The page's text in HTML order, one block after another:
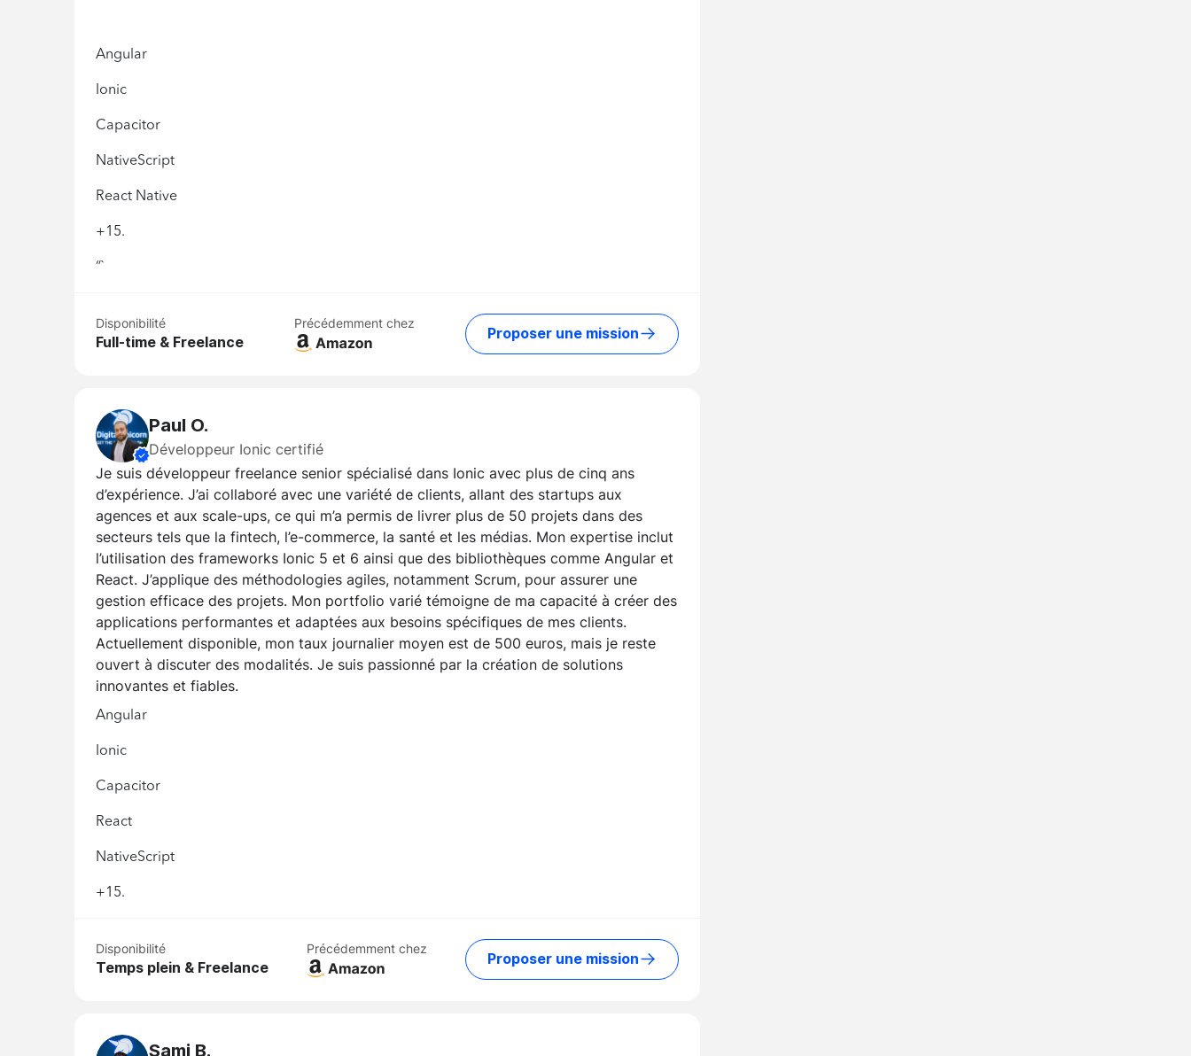
Angular
Ionic
Capacitor
NativeScript
React Native
+15.
“`
Disponibilité
Full-time & Freelance
Précédemment chez
Proposer une mission
Paul O.
Développeur Ionic certifié
Je suis développeur freelance senior spécialisé dans Ionic avec plus de cinq ans
d’expérience. J’ai collaboré avec une variété de clients, allant des startups aux
agences et aux scale-ups, ce qui m’a permis de livrer plus de 50 projets dans des
secteurs tels que la fintech, l’e-commerce, la santé et les médias. Mon expertise inclut
l’utilisation des frameworks Ionic 5 et 6 ainsi que des bibliothèques comme Angular et
React. J’applique des méthodologies agiles, notamment Scrum, pour assurer une
gestion efficace des projets. Mon portfolio varié témoigne de ma capacité à créer des
applications performantes et adaptées aux besoins spécifiques de mes clients.
Actuellement disponible, mon taux journalier moyen est de 500 euros, mais je reste
ouvert à discuter des modalités. Je suis passionné par la création de solutions
innovantes et fiables.
Angular
Ionic
Capacitor
React
NativeScript
+15.
Disponibilité
Temps plein & Freelance
Précédemment chez
Proposer une mission
Sami B.